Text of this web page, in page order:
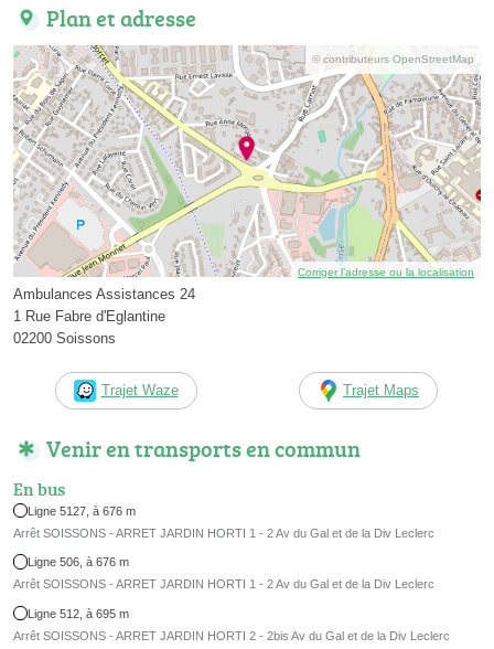
Plan et adresse
© contributeurs OpenStreetMap
Corriger l’adresse ou la localisation
Ambulances Assistances 24
1 Rue Fabre d'Eglantine
02200 Soissons
Trajet Waze Trajet Maps
Venir en transports en commun
En bus
Ligne 5127, à 676 m
Arrêt SOISSONS - ARRET JARDIN HORTI 1 - 2 Av du Gal et de la Div Leclerc
Ligne 506, à 676 m
Arrêt SOISSONS - ARRET JARDIN HORTI 1 - 2 Av du Gal et de la Div Leclerc
Ligne 512, à 695 m
Arrêt SOISSONS - ARRET JARDIN HORTI 2 - 2bis Av du Gal et de la Div Leclerc